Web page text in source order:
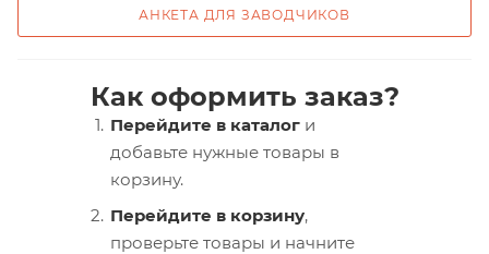
АНКЕТА ДЛЯ ЗАВОДЧИКОВ
Как оформить заказ?
Перейдите в каталог и
добавьте нужные товары в
корзину.
Перейдите в корзину,
проверьте товары и начните